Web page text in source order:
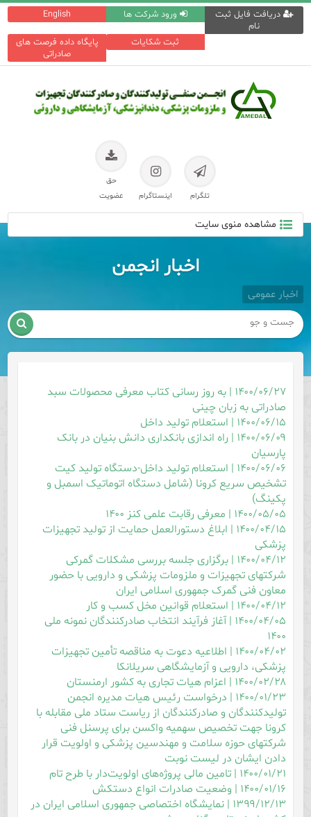
English ورود شرکت ها
دریافت فایل ثبت
نام
پایگاه داده فرصت های
صادراتی
ثبت شکایات
تلگرام اینستاگرام
حق
عضویت
مشاهده منوی سایت
اخبار انجمن
اخبار عمومی

۱۴۰۰/۰۶/۲۷ | به روز رسانی کتاب معرفی محصولات سبد
صادراتی به زبان چینی
۱۴۰۰/۰۶/۱۵ | استعلام تولید داخل
۱۴۰۰/۰۶/۰۹ | راه اندازی بانکداری دانش بنیان در بانک
پارسیان
۱۴۰۰/۰۶/۰۶ | استعلام تولید داخل-دستگاه تولید کیت
تشخیص سریع کرونا (شامل دستگاه اتوماتیک اسمبل و
پکینگ)
۱۴۰۰/۰۵/۰۵ | معرفی رقابت علمی کنز ۱۴۰۰
۱۴۰۰/۰۴/۱۵ | ابلاغ دستورالعمل حمایت از تولید تجهیزات
پزشکی
۱۴۰۰/۰۴/۱۲ | برگزاری جلسه بررسی مشکلات گمرکی
شرکتهای تجهیزات و ملزومات پزشکی و دارویی با حضور
معاون فنی گمرک جمهوری اسلامی ایران
۱۴۰۰/۰۴/۱۲ | استعلام قوانین مخل كسب و كار
۱۴۰۰/۰۴/۰۵ | آغاز فرآیند انتخاب صادرکنندگان نمونه ملی
۱۴۰۰
۱۴۰۰/۰۴/۰۲ | اطلاعیه دعوت به مناقصه تأمین تجهیزات
پزشکی، دارویی و آزمایشگاهی سریلانکا
۱۴۰۰/۰۲/۲۸ | اعزام هیات تجاری به کشور ارمنستان
۱۴۰۰/۰۱/۲۳ | درخواست رئیس هیات مدیره انجمن
تولیدكنندگان و صادركنندگان از ریاست ستاد ملی مقابله با
كرونا جهت تخصیص سهمیه واكسن برای پرسنل فنی
شركتهای حوزه سلامت و مهندسین پزشكی و اولویت قرار
دادن ایشان در لیست نوبت
۱۴۰۰/۰۱/۲۱ | تامین مالی پروژه‌های اولویت‌دار با طرح تام
۱۴۰۰/۰۱/۱۶ | وضعیت صادرات انواع دستکش
۱۳۹۹/۱۲/۱۳ | نمایشگاه اختصاصی جمهوری اسلامی ایران در